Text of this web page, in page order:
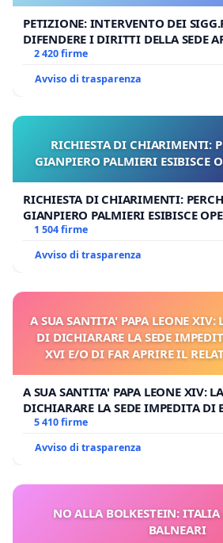
PETIZIONE: INTERVENTO DEI
DIFENDERE I DIRITTI DELLA SEDE
UDG)
2 420 firme
Avviso di trasparenza
RICHIESTA DI CHIARIMENTI:
GIANPIERO PALMIERI ESIBISCE
RICHIESTA DI CHIARIMENTI:
GIANPIERO PALMIERI ESIBISCE
1 504 firme
Avviso di trasparenza
A SUA SANTITA' PAPA LEONE XIV:
DI DICHIARARE LA SEDE
XVI E/O DI FAR APRIRE IL
A SUA SANTITA' PAPA LEONE XIV:
DICHIARARE LA SEDE IMPEDITA DI
E/O DI FAR APRIRE IL RELATIVO
5 410 firme
Avviso di trasparenza
NO ALLA BOLKESTEIN:
BALNEARI